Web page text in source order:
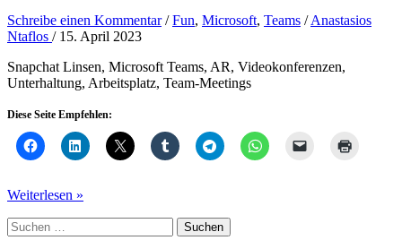
Schreibe einen Kommentar /Fun, Microsoft, Teams /Anastasios
Ntaflos / 15. April 2023
Snapchat Linsen, Microsoft Teams, AR, Videokonferenzen,
Unterhaltung, Arbeitsplatz, Team-Meetings
Diese Seite Empfehlen:
Bring
in
Weiterlesen »
Suchen
nach: